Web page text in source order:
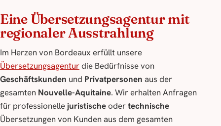
Eine Übersetzungsagentur mit
regionaler Ausstrahlung
Im Herzen von Bordeaux erfüllt unsere
Übersetzungsagenturdie Bedürfnisse von
Geschäftskunden und Privatpersonen aus der
gesamten Nouvelle-Aquitaine. Wir erhalten Anfragen
für professionelle juristischeodertechnische
Übersetzungen von Kunden aus dem gesamten